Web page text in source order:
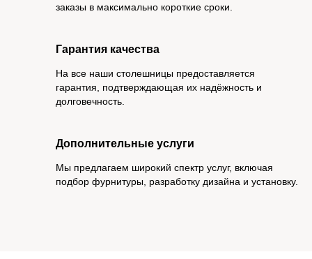
заказы в максимально короткие сроки.
Гарантия качества
На все наши столешницы предоставляется
гарантия, подтверждающая их надёжность и
долговечность.
Дополнительные услуги
Мы предлагаем широкий спектр услуг, включая
подбор фурнитуры, разработку дизайна и установку.